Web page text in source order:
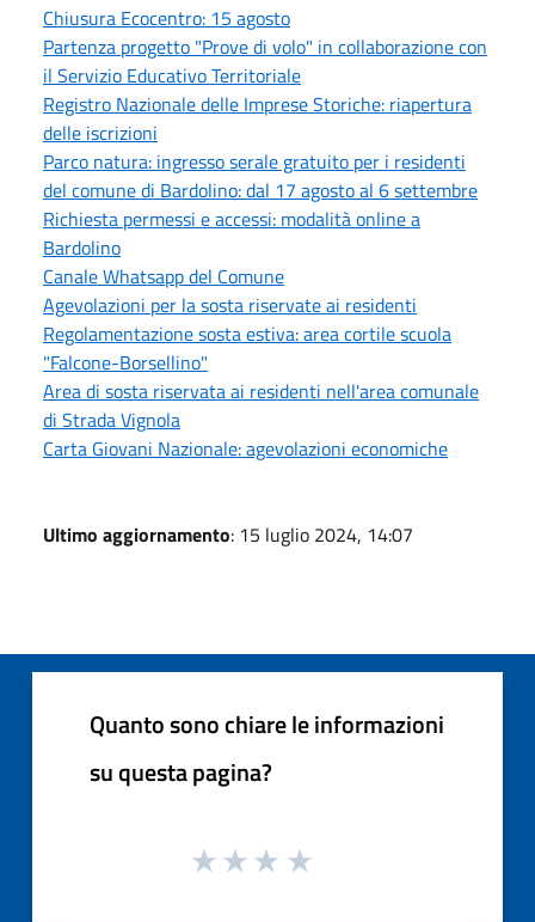
Chiusura Ecocentro: 15 agosto
Partenza progetto "Prove di volo" in collaborazione con
il Servizio Educativo Territoriale
Registro Nazionale delle Imprese Storiche: riapertura
delle iscrizioni
Parco natura: ingresso serale gratuito per i residenti
del comune di Bardolino: dal 17 agosto al 6 settembre
Richiesta permessi e accessi: modalità online a
Bardolino
Canale Whatsapp del Comune
Agevolazioni per la sosta riservate ai residenti
Regolamentazione sosta estiva: area cortile scuola
"Falcone-Borsellino"
Area di sosta riservata ai residenti nell'area comunale
di Strada Vignola
Carta Giovani Nazionale: agevolazioni economiche
Ultimo aggiornamento: 15 luglio 2024, 14:07
Quanto sono chiare le informazioni
su questa pagina?